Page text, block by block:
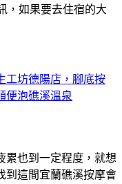
，如果要去住宿的大
工坊德陽店，腳底按
便泡礁溪溫泉
累也到一定程度，就想
到這間宜蘭礁溪按摩會